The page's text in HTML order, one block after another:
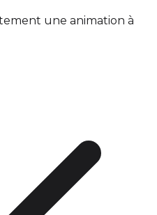
une animation à